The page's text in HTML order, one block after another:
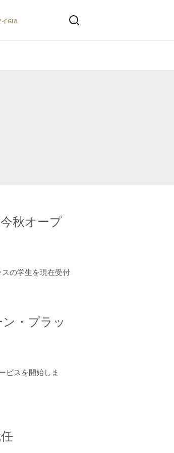
イGIA
秋オープ
の学生を現在受付
・プラッ
ビスを開始しま